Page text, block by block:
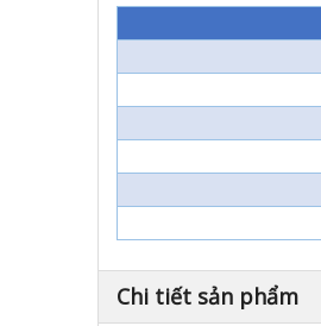
Chi tiết sản phẩm